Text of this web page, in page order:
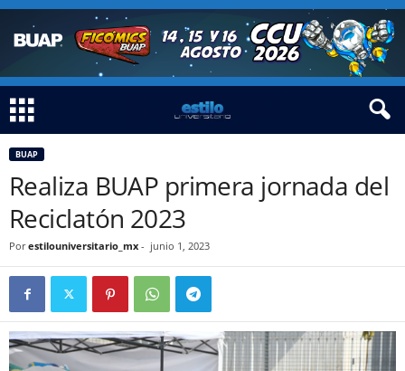
BUAP
Realiza BUAP primera jornada del
Reciclatón 2023
Por estilouniversitario_mx - junio 1, 2023